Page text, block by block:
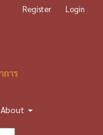
About
Register Login